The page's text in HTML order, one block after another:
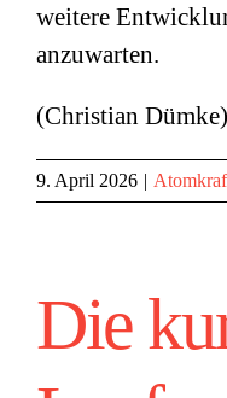
weitere
anzuwarten.
(Christian Dümke)
9. April 2026 |
Die